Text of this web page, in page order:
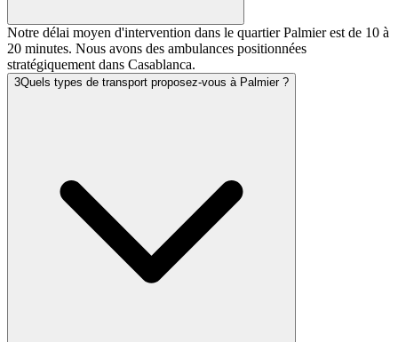
Notre délai moyen d'intervention dans le quartier Palmier est de 10 à
20 minutes. Nous avons des ambulances positionnées
stratégiquement dans Casablanca.
3Quels types de transport proposez-vous à Palmier ?